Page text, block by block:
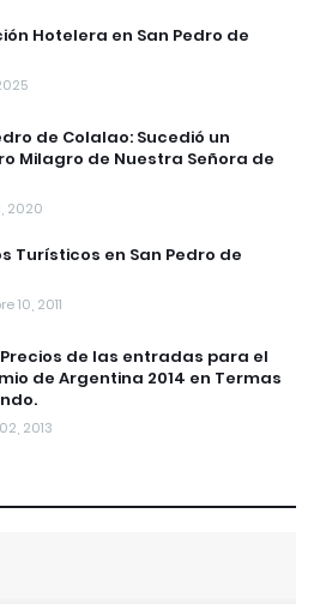
Hotelera en San Pedro de
de Colalao: Sucedió un
Milagro de Nuestra Señora de
2020
Turísticos en San Pedro de
10, 2011
Precios de las entradas para el
de Argentina 2014 en Termas
2013